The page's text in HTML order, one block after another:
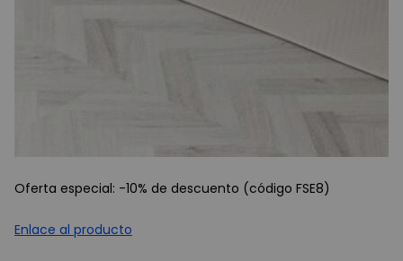
Oferta especial: -10% de descuento (código FSE8)
Enlace al producto